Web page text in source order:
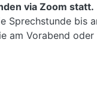
via Zoom statt.
Sprechstunde bis
am Vorabend